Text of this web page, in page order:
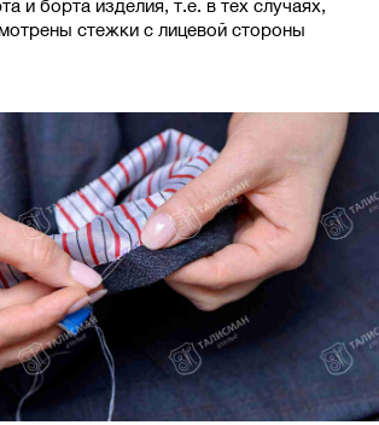
и борта изделия, т.е. в тех случаях,
стежки с лицевой стороны